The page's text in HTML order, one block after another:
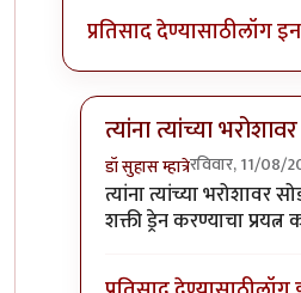
प्रतिसाद देण्यासाठीलॉग
त्यांना त्यांच्या भरोशावर
डॉ सुहास म्हात्रेरविवार, 11/08/
In reply toएकदा
त्यांना त्यांच्या भरोशावर
शक्ती ड्रेन करण्याचा